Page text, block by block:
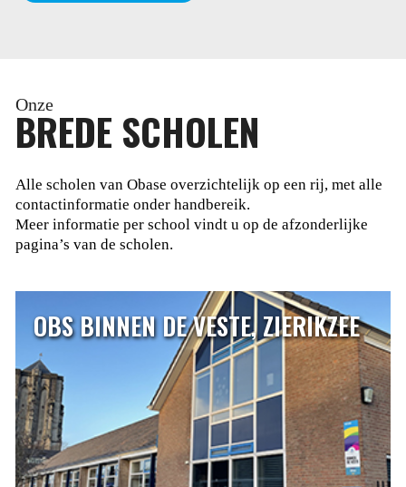
Onze
BREDE SCHOLEN
Alle scholen van Obase overzichtelijk op een rij, met alle
contactinformatie onder handbereik.
Meer informatie per school vindt u op de afzonderlijke
pagina’s van de scholen.
OBS BINNEN DE VESTE, ZIERIKZEE
OBS BINNEN DE VESTE, ZIERIKZEE
Dalton basisschool Binnen de Veste ligt in de binnenstad
van Zierikzee. Binnen de Veste is een daltonschool. Het
daltononderwijs is gebaseerd op de volgende
grondbeginselen: zelfstandigheid, verantwoordelijkheid,
reflectie, effectiviteit en samenwerking.
LEES MEER